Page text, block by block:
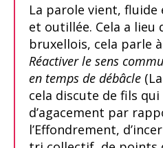
La parole vient, fluide
et outillée. Cela a lieu
bruxellois, cela parle
Réactiver le sens
en temps de débâcle
cela discute de fils
d’agacement par
l’Effondrement,